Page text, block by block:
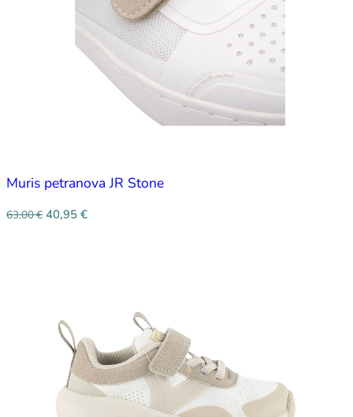
Muris petranova JR Stone
63,00€ 40,95 €